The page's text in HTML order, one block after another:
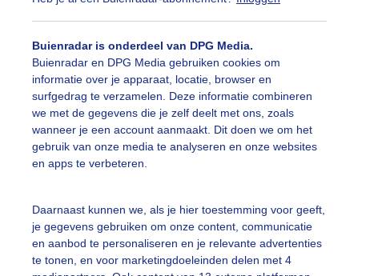
Buienradar is onderdeel van DPG Media.
Buienradar en DPG Media gebruiken cookies om
informatie over je apparaat, locatie, browser en
surfgedrag te verzamelen. Deze informatie combineren
we met de gegevens die je zelf deelt met ons, zoals
wanneer je een account aanmaakt. Dit doen we om het
gebruik van onze media te analyseren en onze websites
en apps te verbeteren.
Daarnaast kunnen we, als je hier toestemming voor geeft,
je gegevens gebruiken om onze content, communicatie
en aanbod te personaliseren en je relevante advertenties
te tonen, en voor marketingdoeleinden delen met 4